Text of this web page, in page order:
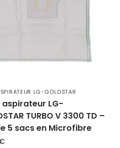
LG-GOLDSTAR
aspirateur LG-
TURBO V 3300 TD –
5 sacs en Microfibre